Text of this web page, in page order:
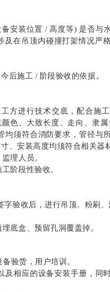
安装位置 / 高度等) 是否与
在吊顶内碰撞打架情况严
后施工 / 阶段验收的依据。
方进行技术交底，配合施
色、大致长度、走向、隶
须符合消防要求，管径与
、安装高度均须符合相关器
理人员。
阶段性验收。
验收后，进行吊顶、粉刷、
底盒、预留孔洞覆盖掉。
验货，用户培训。
相应的设备安装手册，同